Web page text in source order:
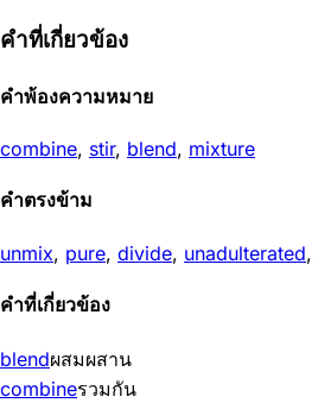
คำที่เกี่ยวข้อง
คำพ้องความหมาย
combine, stir, blend, mixture
คำตรงข้าม
unmix, pure, divide, unadulterated,
คำที่เกี่ยวข้อง
blendผสมผสาน
combineรวมกัน